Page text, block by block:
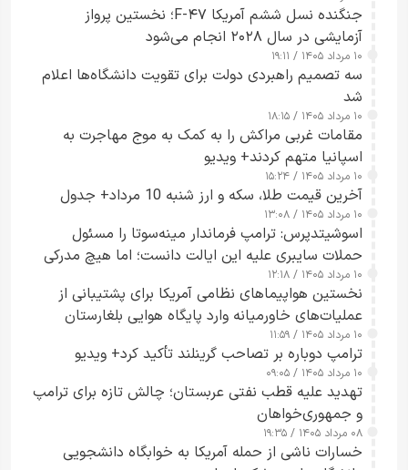
جنگنده نسل ششم آمریکا F-۴۷؛ نخستین پرواز
آزمایشی در سال ۲۰۲۸ انجام می‌شود
۱۰ مرداد ۱۴۰۵ / ۱۹:۱۱
سه تصمیم راهبردی دولت برای تقویت دانشگاه‌ها اعلام
شد
۱۰ مرداد ۱۴۰۵ / ۱۸:۱۵
مقامات غربی مراکش را به کمک به موج مهاجرت به
اسپانیا متهم کردند+ ویدیو
۱۰ مرداد ۱۴۰۵ / ۱۵:۲۴
آخرین قیمت طلا، سکه و ارز شنبه 10 مرداد+ جدول
۱۰ مرداد ۱۴۰۵ / ۱۳:۰۸
اسوشیتدپرس: ترامپ فرماندار مینه‌سوتا را مسئول
حملات سایبری علیه این ایالت دانست؛ اما هیچ مدرکی
ارائه نکرد
۱۰ مرداد ۱۴۰۵ / ۱۲:۱۸
نخستین هواپیماهای نظامی آمریکا برای پشتیبانی از
عملیات‌های خاورمیانه وارد پایگاه هوایی بلغارستان
شدند
۱۰ مرداد ۱۴۰۵ / ۱۱:۵۹
ترامپ دوباره بر تصاحب گرینلند تأکید کرد+ ویدیو
۱۰ مرداد ۱۴۰۵ / ۰۹:۰۵
تهدید علیه قطب نفتی عربستان؛ چالش تازه برای ترامپ
و جمهوری‌خواهان
۰۸ مرداد ۱۴۰۵ / ۱۹:۳۵
خسارات ناشی از حمله آمریکا به خوابگاه دانشجویی